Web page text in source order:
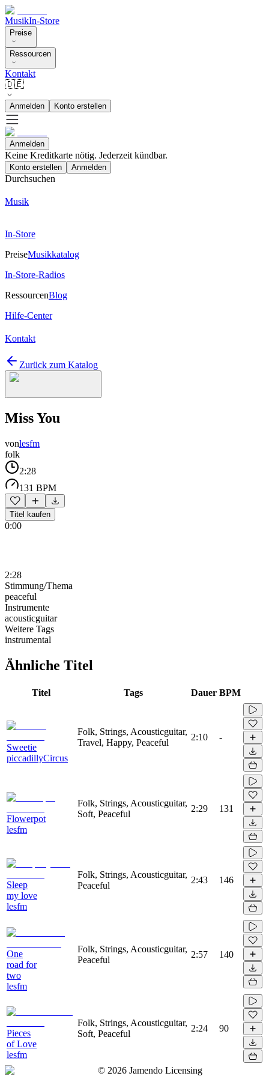
MusikIn-Store
Preise
Ressourcen
Kontakt
🇩🇪
Anmelden Konto erstellen
Anmelden
Keine Kreditkarte nötig. Jederzeit kündbar.
Konto erstellen Anmelden
Durchsuchen
Musik
In-Store
PreiseMusikkatalog
In-Store-Radios
RessourcenBlog
Hilfe-Center
Kontakt
Zurück zum Katalog
Miss You
vonlesfm
folk
2:28
131 BPM
Titel kaufen
0:00
2:28
Stimmung/Thema
peaceful
Instrumente
acousticguitar
Weitere Tags
instrumental
Ähnliche Titel
Titel Tags Dauer BPM
Sweetie
piccadillyCircus
Folk, Strings, Acousticguitar,
Travel, Happy, Peaceful
2:10 -
Flowerpot
lesfm
Folk, Strings, Acousticguitar,
Soft, Peaceful
2:29 131
Sleep
my love
lesfm
Folk, Strings, Acousticguitar,
Peaceful
2:43 146
One
road for
two
lesfm
Folk, Strings, Acousticguitar,
Peaceful
2:57 140
Pieces
of Love
lesfm
Folk, Strings, Acousticguitar,
Soft, Peaceful
2:24 90
© 2026 Jamendo Licensing